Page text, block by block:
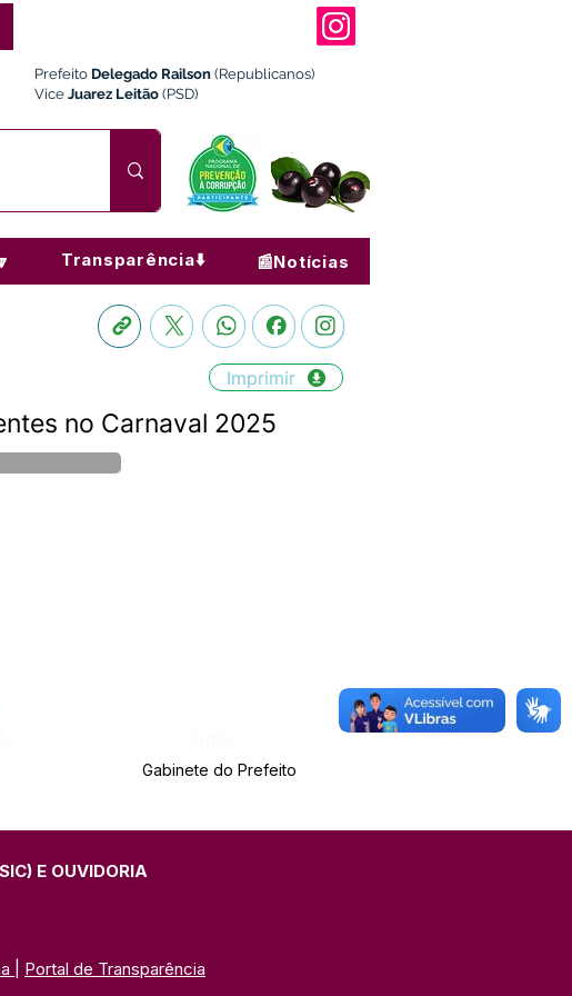
Prefeito Delegado Railson (Republicanos)
Vice Juarez Leitão (PSD)
Transparência⬇️ 📰Notícias
Imprimir
no Carnaval 2025
Gabinete do Prefeito
E OUVIDORIA
Portal de Transparência